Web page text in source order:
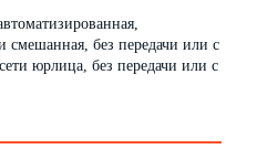
смешанная, без передачи или с
юрлица, без передачи или с